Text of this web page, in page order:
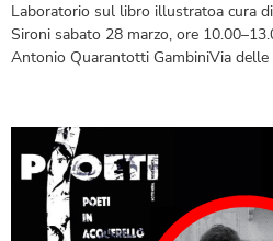
Laboratorio sul libro illustratoa cura
Sironi sabato 28 marzo, ore
Antonio Quarantotti GambiniVia delle